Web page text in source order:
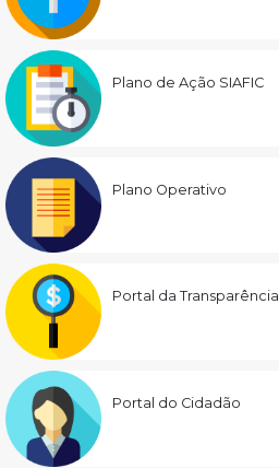
Plano de Ação SIAFIC
Plano Operativo
Portal da Transparência
Portal do Cidadão